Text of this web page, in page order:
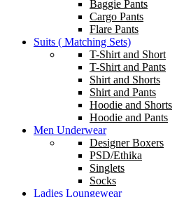
Baggie Pants
Cargo Pants
Flare Pants
Suits ( Matching Sets)
T-Shirt and Short
T-Shirt and Pants
Shirt and Shorts
Shirt and Pants
Hoodie and Shorts
Hoodie and Pants
Men Underwear
Designer Boxers
PSD/Ethika
Singlets
Socks
Ladies Loungewear